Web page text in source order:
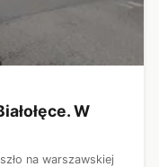
W
na warszawskiej